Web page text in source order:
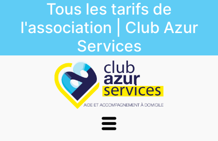
Tous les tarifs de
l'association | Club Azur
Services